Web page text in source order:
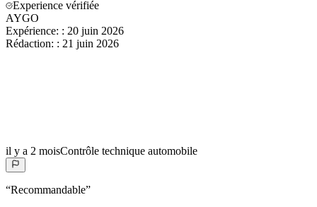
Experience vérifiée
AYGO
Expérience: : 20 juin 2026
Rédaction: : 21 juin 2026
il y a 2 moisContrôle technique automobile
“Recommandable”